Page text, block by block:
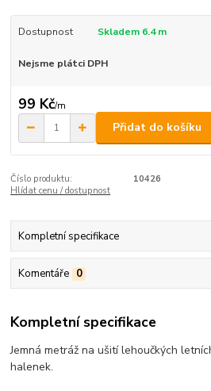
Dostupnost Skladem 6.4 m
Nejsme plátci DPH
99 Kč/m
Přidat do košíku
Číslo produktu:
10426
Hlídat cenu / dostupnost
Kompletní specifikace
Komentáře 0
Kompletní specifikace
Jemná metráž na ušití lehoučkých
halenek.